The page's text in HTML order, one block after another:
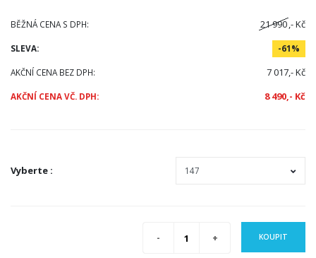
BĚŽNÁ CENA S DPH: 21 990,- Kč
SLEVA: -61%
AKČNÍ CENA BEZ DPH: 7 017,- Kč
AKČNÍ CENA VČ. DPH: 8 490,- Kč
Vyberte :
KOUPIT